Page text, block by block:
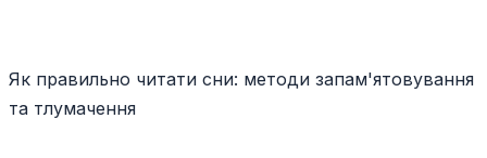
Як правильно читати сни: методи запам'ятовування
та тлумачення